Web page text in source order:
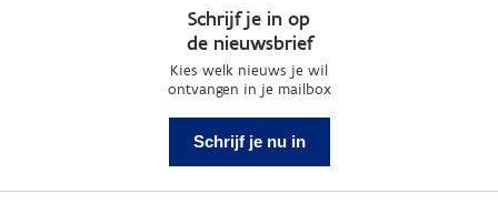
Schrijf je in op
de nieuwsbrief
Kies welk nieuws je wil
ontvangen in je mailbox
Schrijf je nu in